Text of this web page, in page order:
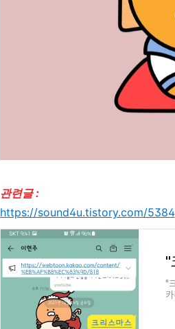
관련글 :
https://sound4u.tistory.com/5384
"
"